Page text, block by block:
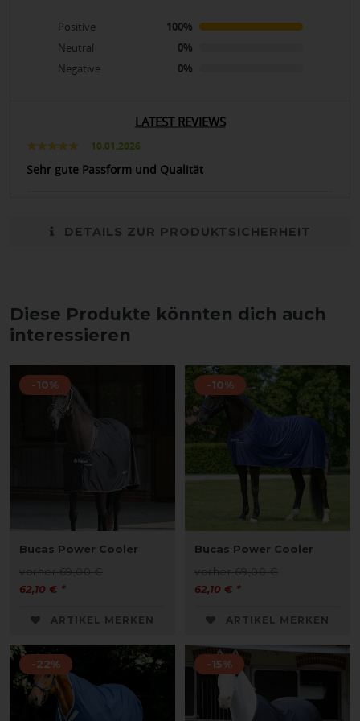
Positive
100%
Neutral
0%
Negative
0%
LATEST REVIEWS
10.01.2026
Sehr gute Passform und Qualität
DETAILS ZUR PRODUKTSICHERHEIT
Diese Produkte könnten dich auch
interessieren
-10%
Bucas Power Cooler
vorher 69,00 €
62,10 € *
ARTIKEL MERKEN
-10%
Bucas Power Cooler
vorher 69,00 €
62,10 € *
ARTIKEL MERKEN
-22% -15%